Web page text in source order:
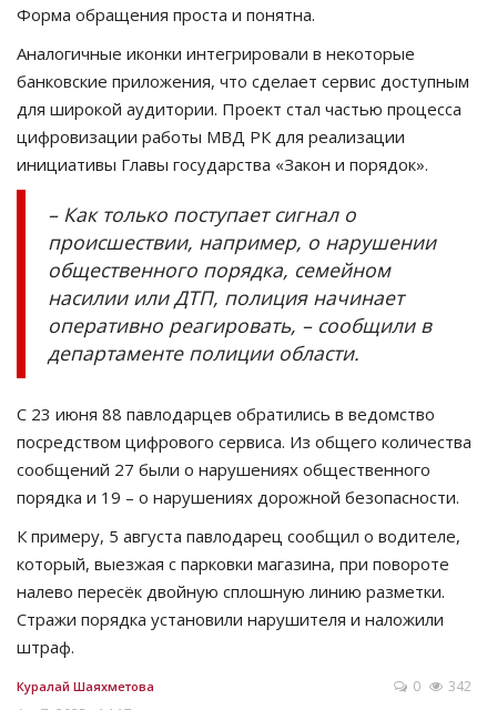
Форма обращения проста и понятна.
Аналогичные иконки интегрировали в некоторые
банковские приложения, что сделает сервис доступным
для широкой аудитории. Проект стал частью процесса
цифровизации работы МВД РК для реализации
инициативы Главы государства «Закон и порядок».
– Как только поступает сигнал о
происшествии, например, о нарушении
общественного порядка, семейном
насилии или ДТП, полиция начинает
оперативно реагировать, – сообщили в
департаменте полиции области.
С 23 июня 88 павлодарцев обратились в ведомство
посредством цифрового сервиса. Из общего количества
сообщений 27 были о нарушениях общественного
порядка и 19 – о нарушениях дорожной безопасности.
К примеру, 5 августа павлодарец сообщил о водителе,
который, выезжая с парковки магазина, при повороте
налево пересёк двойную сплошную линию разметки.
Стражи порядка установили нарушителя и наложили
штраф.
Куралай Шаяхметова 0 342